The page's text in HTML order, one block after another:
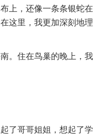
上，还像一条条银蛇在
这里，我更加深刻地理
。住在鸟巢的晚上，我
了哥哥姐姐，想起了学